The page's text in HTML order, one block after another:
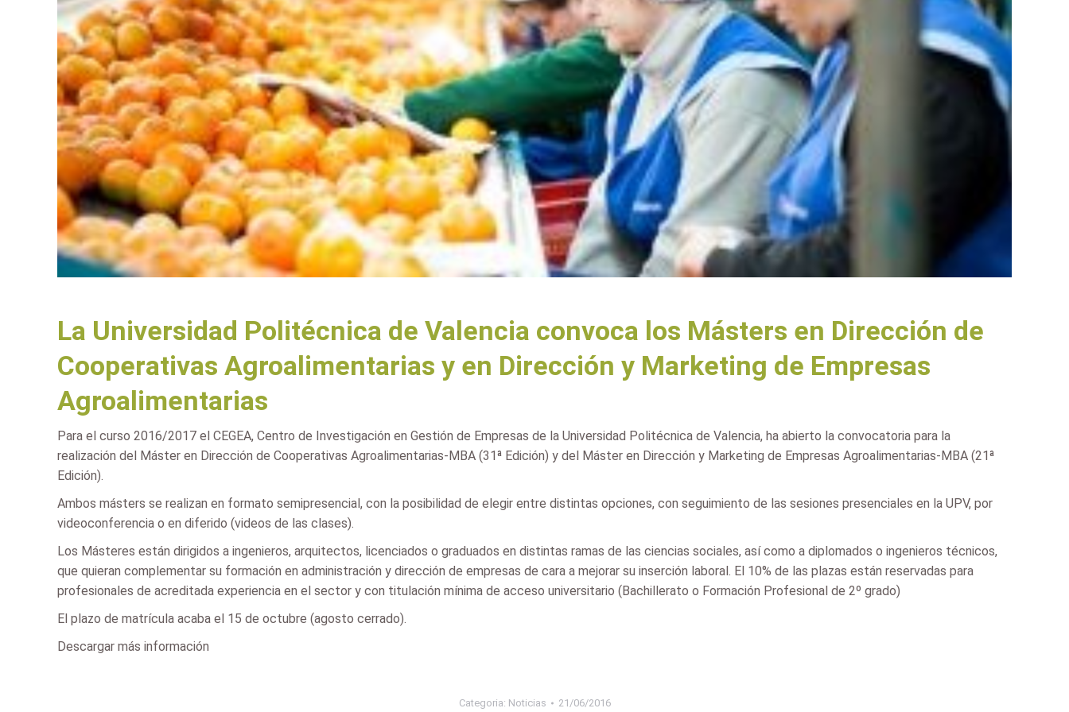
La Universidad Politécnica de Valencia convoca los Másters en Dirección de
Cooperativas Agroalimentarias y en Dirección y Marketing de Empresas
Agroalimentarias
Para el curso 2016/2017 el CEGEA, Centro de Investigación en Gestión de Empresas de la Universidad Politécnica de Valencia, ha abierto la convocatoria para la
realización del Máster en Dirección de Cooperativas Agroalimentarias-MBA (31ª Edición) y del Máster en Dirección y Marketing de Empresas Agroalimentarias-MBA (21ª
Edición).
Ambos másters se realizan en formato semipresencial, con la posibilidad de elegir entre distintas opciones, con seguimiento de las sesiones presenciales en la UPV, por
videoconferencia o en diferido (videos de las clases).
Los Másteres están dirigidos a ingenieros, arquitectos, licenciados o graduados en distintas ramas de las ciencias sociales, así como a diplomados o ingenieros técnicos,
que quieran complementar su formación en administración y dirección de empresas de cara a mejorar su inserción laboral. El 10% de las plazas están reservadas para
profesionales de acreditada experiencia en el sector y con titulación mínima de acceso universitario (Bachillerato o Formación Profesional de 2º grado)
El plazo de matrícula acaba el 15 de octubre (agosto cerrado).
Descargar más información
Categoria: Noticias 21/06/2016